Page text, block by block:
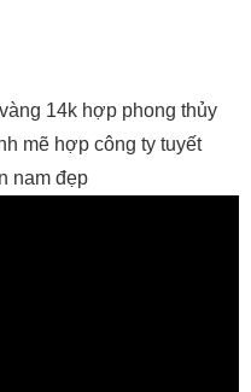
14k hợp phong thủy
mẽ hợp công ty tuyết
nam đẹp